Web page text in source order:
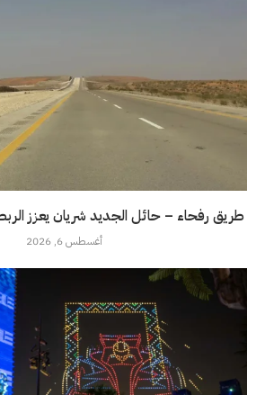
طريق رفحاء – حائل الجديد شريان يعزز
أغسطس 6, 2026